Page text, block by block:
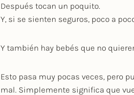
Después tocan un poquito.
Y, si se sienten seguros, poco a
Y también hay bebés que no
Esto pasa muy pocas veces, pero
mal. Simplemente significa que